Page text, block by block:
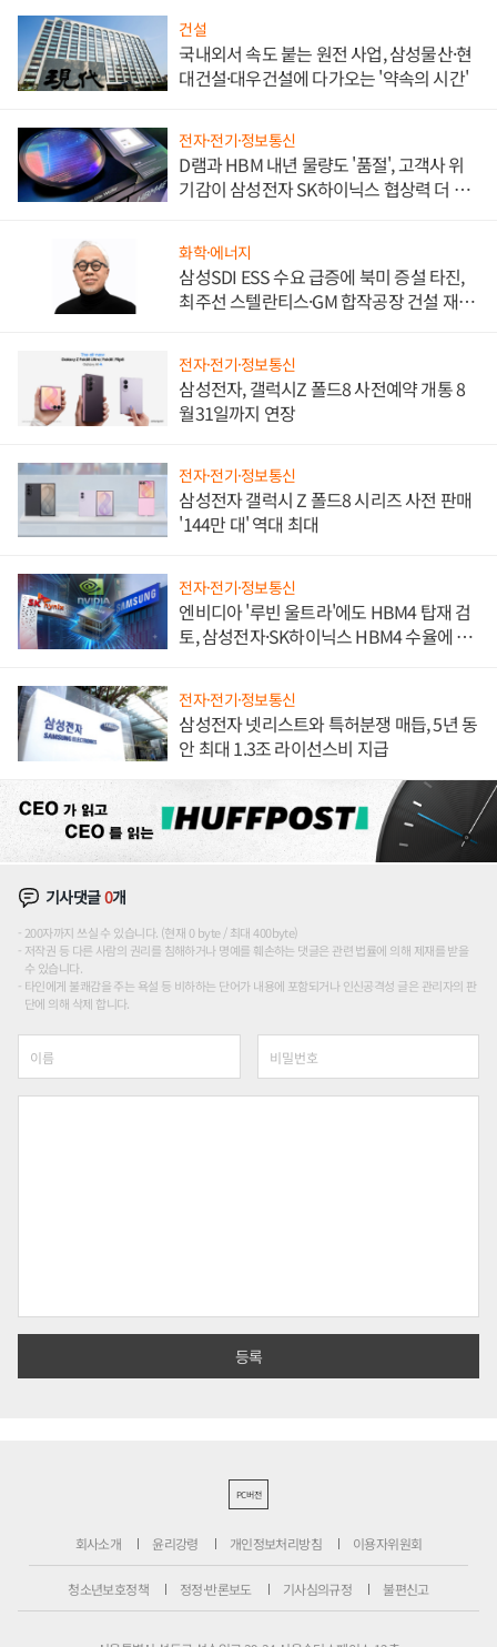
건설
국내외서 속도 붙는 원전 사업, 삼성물산·현
대건설·대우건설에 다가오는 '약속의 시간'
전자·전기·정보통신
D램과 HBM 내년 물량도 '품절', 고객사 위
기감이 삼성전자 SK하이닉스 협상력 더 키
화학·에너지
삼성SDI ESS 수요 급증에 북미 증설 타진,
최주선 스텔란티스·GM 합작공장 건설 재추
전자·전기·정보통신
삼성전자, 갤럭시Z 폴드8 사전예약 개통 8
월31일까지 연장
전자·전기·정보통신
삼성전자 갤럭시 Z 폴드8 시리즈 사전 판매
'144만 대' 역대 최대
전자·전기·정보통신
엔비디아 '루빈 울트라'에도 HBM4 탑재 검
토, 삼성전자·SK하이닉스 HBM4 수율에 주
전자·전기·정보통신
삼성전자 넷리스트와 특허분쟁 매듭, 5년 동
안 최대 1.3조 라이선스비 지급
기사댓글0개
200자까지 쓰실 수 있습니다. (현재 0 byte / 최대 400byte)
저작권 등 다른 사람의 권리를 침해하거나 명예를 훼손하는 댓글은 관련 법률에 의해 제재를 받을
수 있습니다.
타인에게 불쾌감을 주는 욕설 등 비하하는 단어가 내용에 포함되거나 인신공격성 글은 관리자의 판
단에 의해 삭제 합니다.
PC버전
회사소개 윤리강령 개인정보처리방침 이용자위원회
청소년보호정책 정정·반론보도 기사심의규정 불편신고